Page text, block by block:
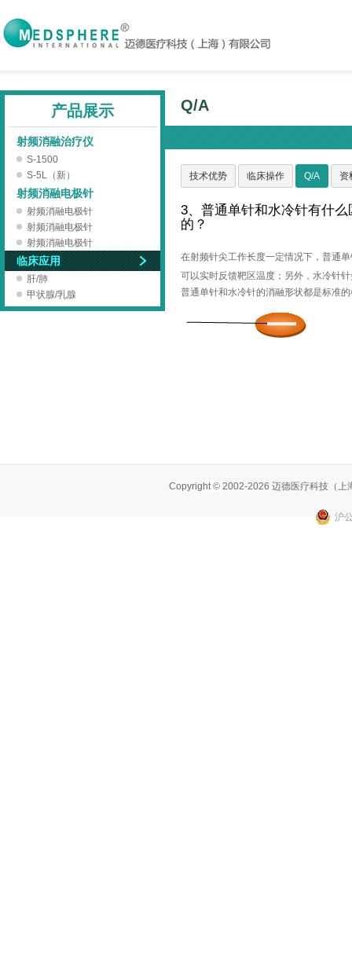
产品展示
射频消融治疗仪
S-1500
S-5L（新）
射频消融电极针
射频消融电极针
射频消融电极针
射频消融电极针
临床应用
肝/肺
甲状腺/乳腺
Q/A
技术优势 临床操作 Q/A 资
3、普通单针和水冷针有什
的？
在射频针尖工作长度一定情况下，普通
可以实时反馈靶区温度；另外，水冷针
普通单针和水冷针的消融形状都是标准
Copyright © 2002-2026 迈德医疗科技（上
沪